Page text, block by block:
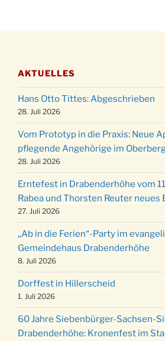
Stadtteilhaus um 19:00
11.12.
Puer-Natus
Robert-Gassner-Hof um
19.12.
Kinderbibeltag im Ev.
12 Uhr
20.12.
Weihnachts-Konzert des
der Kirche um 17:00 Uhr
24.12.
Familiengottesdienst mit
Gemeindehaus um 15:00
24.12. Familiengottesdienst in der
24.12.
Weihnachtsgottesdienst
15:00 Uhr
24.12.
Weihnachtsgottesdienst
18:00 Uhr
24.12.
Christmette mit der ev.
um 23:00 Uhr
31.12.
Gottesdienst zu Silvester
18:00 Uhr
AKTUELLES
Hans Otto Tittes: Abgeschrieben
28. Juli 2026
Vom Prototyp in die Praxis: Neue
pflegende Angehörige im
28. Juli 2026
Erntefest in Drabenderhöhe vom
Rabea und Thorsten Reuter neues
27. Juli 2026
„Ab in die Ferien“-Party im
Gemeindehaus Drabenderhöhe
8. Juli 2026
Dorffest in Hillerscheid
1. Juli 2026
60 Jahre Siebenbürger-Sachsen-
Drabenderhöhe: Kronenfest im